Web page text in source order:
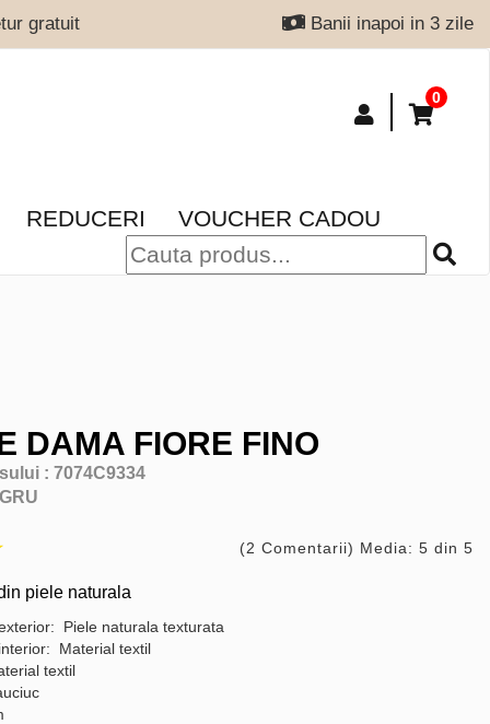
gratuit Banii inapoi in 3 zile
0
REDUCERI VOUCHER CADOU
DAMA FIORE FINO
: 7074C9334
(2 Comentarii) Media: 5 din 5
piele naturala
Piele naturala texturata
Material textil
textil